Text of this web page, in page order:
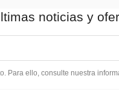
noticias y
Para ello, consulte nuestra